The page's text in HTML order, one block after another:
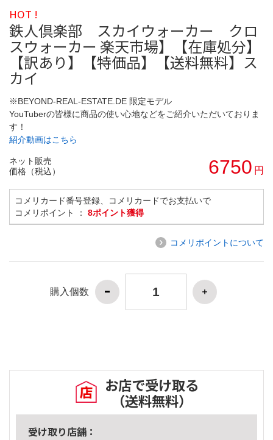
HOT !
鉄人倶楽部 スカイウォーカー クロ
スウォーカー 楽天市場】【在庫処分】
【訳あり】【特価品】【送料無料】ス
カイ
※BEYOND-REAL-ESTATE.DE 限定モデル
YouTuberの皆様に商品の使い心地などをご紹介いただいておりま
す！
紹介動画はこちら
ネット販売
価格（税込）
6750 円
コメリカード番号登録、コメリカードでお支払いで
コメリポイント ： 8ポイント獲得
コメリポイントについて
購入個数
お店で受け取る
（送料無料）
受け取り店舗：